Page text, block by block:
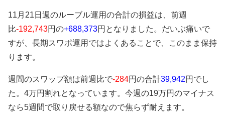
11月21日週のルーブル運用の合計の損益は、 前週
比-192,743円の+688,373円となりました。だいぶ痛いで
すが、長期スワポ運用ではよくあることで、このまま保持
ります。
週間のスワップ額は前週比で-284円の合計39,942円でし
た。4万円割れとなっています。今週の19万円のマイナス
なら5週間で取り戻せる額なので焦らず耐えます。